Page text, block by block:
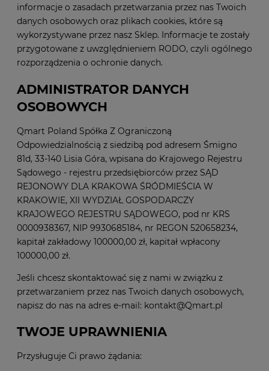
informacje o zasadach przetwarzania przez nas Twoich
danych osobowych oraz plikach cookies, które są
wykorzystywane przez nasz Sklep. Informacje te zostały
przygotowane z uwzględnieniem RODO, czyli ogólnego
rozporządzenia o ochronie danych.
ADMINISTRATOR DANYCH
OSOBOWYCH
Qmart Poland Spółka Z Ograniczoną
Odpowiedzialnością z siedzibą pod adresem Śmigno
81d, 33-140 Lisia Góra, wpisana do Krajowego Rejestru
Sądowego - rejestru przedsiębiorców przez SĄD
REJONOWY DLA KRAKOWA ŚRÓDMIEŚCIA W
KRAKOWIE, XII WYDZIAŁ GOSPODARCZY
KRAJOWEGO REJESTRU SĄDOWEGO, pod nr KRS
0000938367, NIP 9930685184, nr REGON 520658234,
kapitał zakładowy 100000,00 zł, kapitał wpłacony
100000,00 zł.
Jeśli chcesz skontaktować się z nami w związku z
przetwarzaniem przez nas Twoich danych osobowych,
napisz do nas na adres e-mail: kontakt@Qmart.pl
TWOJE UPRAWNIENIA
Przysługuje Ci prawo żądania: